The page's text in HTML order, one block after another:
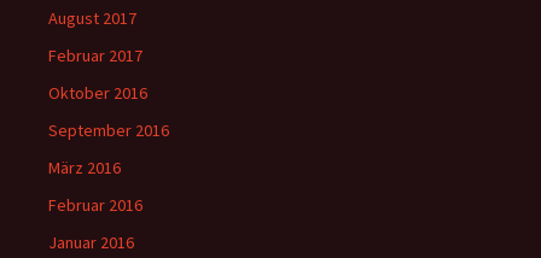
August 2017
Februar 2017
Oktober 2016
September 2016
März 2016
Februar 2016
Januar 2016